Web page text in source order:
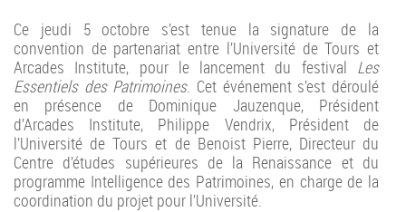
Ce jeudi 5 octobre s’est tenue la signature de la
convention de partenariat entre l’Université de Tours et
Arcades Institute, pour le lancement du festival Les
Essentiels des Patrimoines. Cet événement s’est déroulé
en présence de Dominique Jauzenque, Président
d’Arcades Institute, Philippe Vendrix, Président de
l’Université de Tours et de Benoist Pierre, Directeur du
Centre d’études supérieures de la Renaissance et du
programme Intelligence des Patrimoines, en charge de la
coordination du projet pour l’Université.